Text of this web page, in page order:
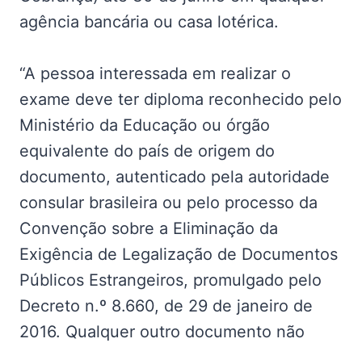
agência bancária ou casa lotérica.
“A pessoa interessada em realizar o
exame deve ter diploma reconhecido pelo
Ministério da Educação ou órgão
equivalente do país de origem do
documento, autenticado pela autoridade
consular brasileira ou pelo processo da
Convenção sobre a Eliminação da
Exigência de Legalização de Documentos
Públicos Estrangeiros, promulgado pelo
Decreto n.º 8.660, de 29 de janeiro de
2016. Qualquer outro documento não